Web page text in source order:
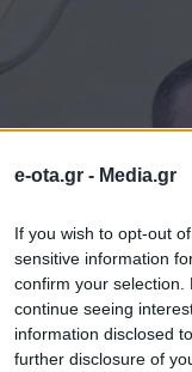
e-ota.gr - Media.gr
If you wish to opt-out
sensitive information
confirm your
continue seeing
information disclosed
further disclosure of